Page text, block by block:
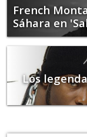
French
Sáhara en
Los